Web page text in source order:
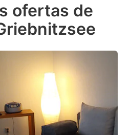
to
get
the
keyboard
shortcuts
for
changing
dates.
ofertas de